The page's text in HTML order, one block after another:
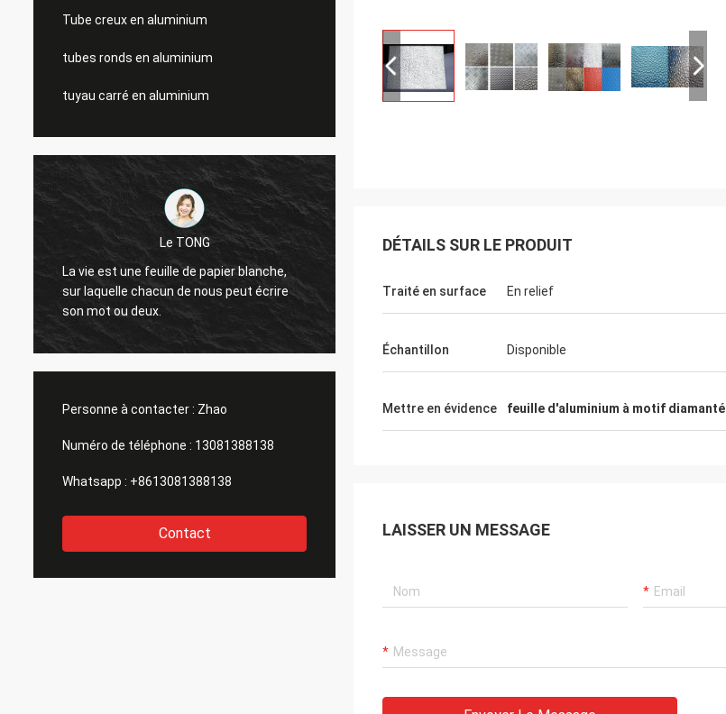
Tube creux en aluminium
tubes ronds en aluminium
tuyau carré en aluminium
Je vous en prie.
De bons produits, un bon service, une
bonne plateforme d'approvisionnement
pour la production de bouteilles de lait de
différentes tailles, bouteilles de sauce
soja, bouteilles de vin jaune.
pour la production de bouteilles de lait de
Personne à contacter : Zhao
Numéro de téléphone : 13081388138
Whatsapp : +8613081388138
Contact
DÉTAILS SUR LE PRODUIT
Traité en surface En relief
Échantillon Disponible
Mettre en évidence feuille d'aluminium à motif diamanté
LAISSER UN MESSAGE